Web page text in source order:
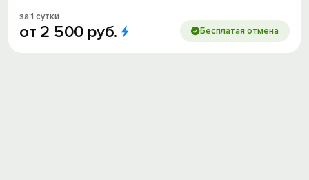
за 1 сутки
от 2 500 руб. Бесплатая отмена